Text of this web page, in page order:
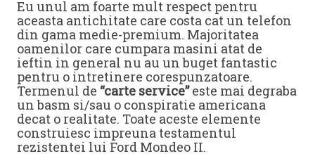
Eu unul am foarte mult respect pentru
aceasta antichitate care costa cat un telefon
din gama medie-premium. Majoritatea
oamenilor care cumpara masini atat de
ieftin in general nu au un buget fantastic
pentru o intretinere corespunzatoare.
Termenul de “carte service”este mai degraba
un basm si/sau o conspiratie americana
decat o realitate. Toate aceste elemente
construiesc impreuna testamentul
rezistentei lui Ford Mondeo II.